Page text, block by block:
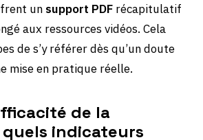
un support PDF récapitulatif
aux ressources vidéos. Cela
de s’y référer dès qu’un doute
mise en pratique réelle.
de la
indicateurs